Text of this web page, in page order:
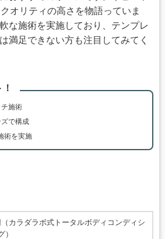
オリティの高さを物語っていま
な施術を実施しており、テンプレ
満足できない方も注目してみてく
施術
で構成
術を実施
カラダラボ式トータルボディコンディシ
）